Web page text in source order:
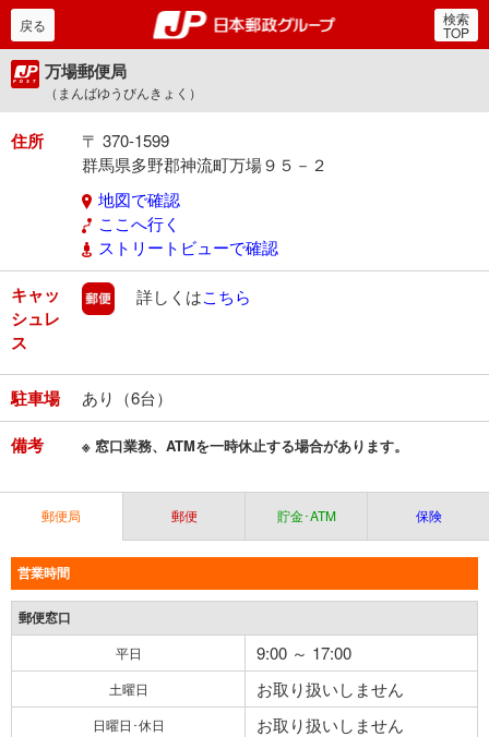
郵便局・日本郵政グルー
戻る 検索
TOP
万場郵便局
（まんばゆうびんきょく）
住所
〒 370-1599
群馬県多野郡神流町万場９５－２
地図で確認
ここへ行く
ストリートビューで確認
キャッ
シュレ
ス
郵便
詳しくはこちら
駐車場 あり（6台）
備考 ※ 窓口業務、ATMを一時休止する場合があります。
郵便局 郵便 貯金･ATM 保険
営業時間
郵便窓口
平日 9:00 ～ 17:00
土曜日 お取り扱いしません
日曜日･休日 お取り扱いしません